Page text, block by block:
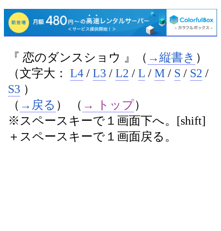
『 恋のダンスショウ 』（ →縦書き ）
（文字大： L4 / L3 / L2 / L / M / S / S2 /
S3 ）
（ →戻る ） （ → トップ）
※スペースキーで１画面下へ。[shift]
＋スペースキーで１画面戻る。